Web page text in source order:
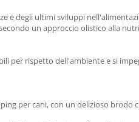
e degli ultimi sviluppi
un approccio olistico alla
per rispetto dell'ambiente e si
per cani, con un delizioso